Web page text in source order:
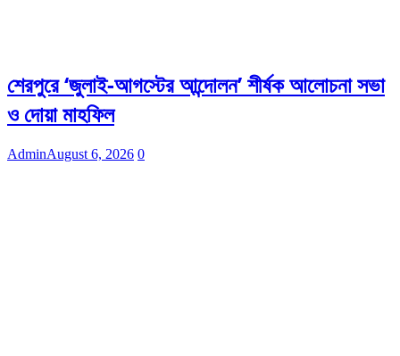
শেরপুরে ‘জুলাই-আগস্টের আন্দোলন’ শীর্ষক আলোচনা সভা
ও দোয়া মাহফিল
AdminAugust 6, 2026 0